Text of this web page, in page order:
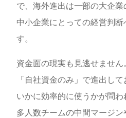
で、海外進出は一部の大企
中小企業にとっての経営判断
す。
資金面の現実も見逃せませ
「自社資金のみ」で進出し
いかに効率的に使うかが問わ
多人数チームの中間マージン